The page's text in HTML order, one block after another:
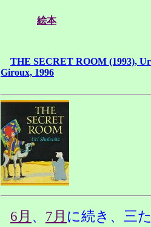
絵本
THE SECRET ROOM (1993),
Giroux, 1996
6月 、 7月 に続き、三